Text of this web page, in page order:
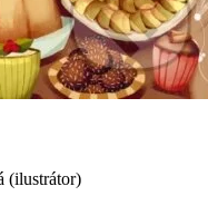
(ilustrátor)